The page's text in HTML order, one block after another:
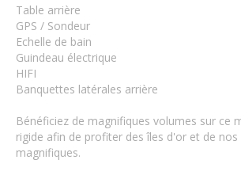
Table arrière
GPS / Sondeur
Echelle de bain
Guindeau électrique
HIFI
Banquettes latérales arrière
Bénéficiez de magnifiques volumes sur ce
rigide afin de profiter des îles d'or et de nos
magnifiques.